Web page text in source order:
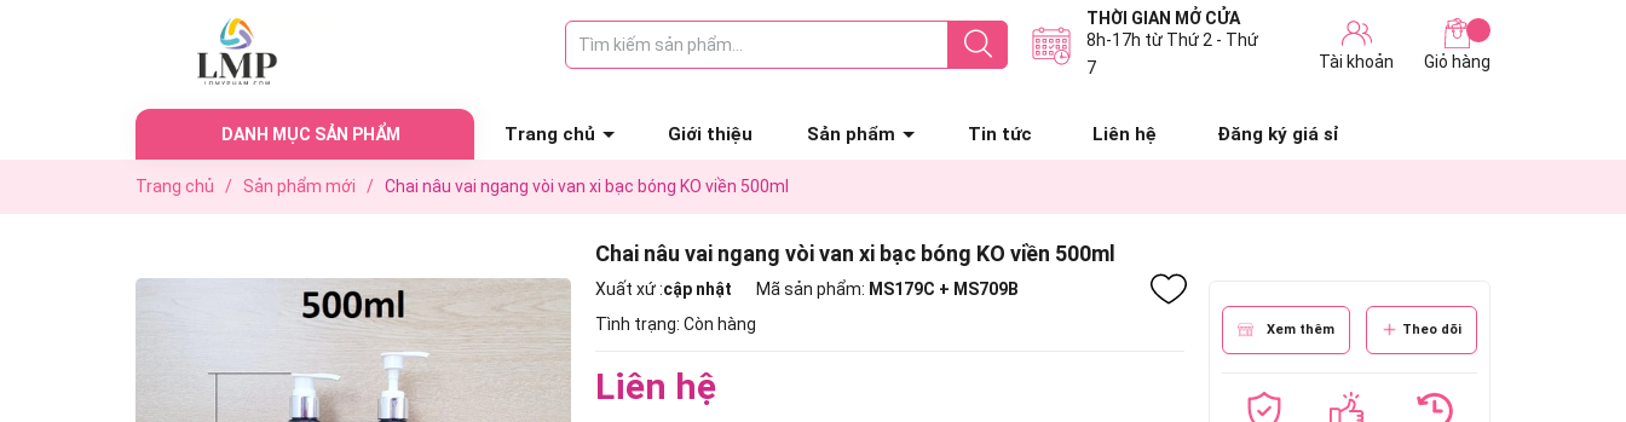
THỜI GIAN MỞ CỬA
8h-17h từ Thứ 2 - Thứ
7
Tài khoản Giỏ hàng
DANH MỤC SẢN PHẨM Trang chủ Giới thiệu Sản phẩm Tin tức Liên hệ Đăng ký giá sỉ
Trang chủ / Sản phẩm mới / Chai nâu vai ngang vòi van xi bạc bóng KO viền 500ml
Chai nâu vai ngang vòi van xi bạc bóng KO viền 500ml
Xuất xứ :cập nhật Mã sản phẩm: MS179C + MS709B
Tình trạng: Còn hàng
Liên hệ
Xem thêm Theo dõi